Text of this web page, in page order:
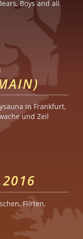
Boys and all
in Frankfurt,
und Zeil
am Main)
Flirten,